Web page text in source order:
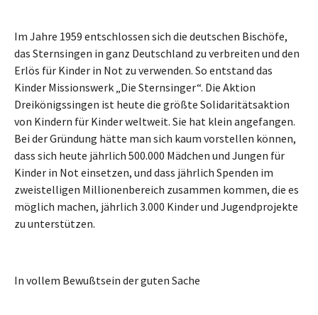
Im Jahre 1959 entschlossen sich die deutschen Bischöfe,
das Sternsingen in ganz Deutschland zu verbreiten und den
Erlös für Kinder in Not zu verwenden. So entstand das
Kinder Missionswerk „Die Sternsinger“. Die Aktion
Dreikönigssingen ist heute die größte Solidaritätsaktion
von Kindern für Kinder weltweit. Sie hat klein angefangen.
Bei der Gründung hätte man sich kaum vorstellen können,
dass sich heute jährlich 500.000 Mädchen und Jungen für
Kinder in Not einsetzen, und dass jährlich Spenden im
zweistelligen Millionenbereich zusammen kommen, die es
möglich machen, jährlich 3.000 Kinder und Jugendprojekte
zu unterstützen.
In vollem Bewußtsein der guten Sache